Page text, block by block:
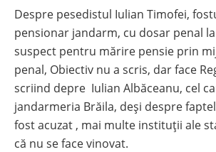
Despre pesedistul Iulian Timofei,
pensionar jandarm, cu dosar penal
suspect pentru mărire pensie prin
penal, Obiectiv nu a scris, dar face
scriind depre Iulian Albăceanu, cel
jandarmeria Brăila, deși despre
fost acuzat , mai multe instituții ale
că nu se face vinovat.